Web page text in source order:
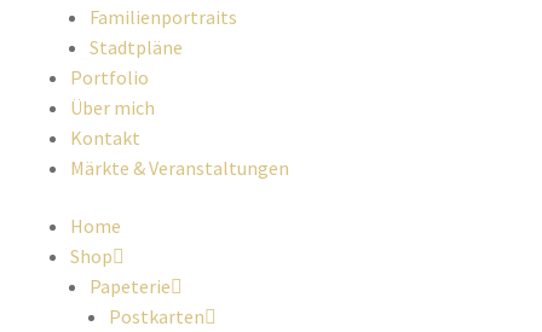
Familienportraits
Stadtpläne
Portfolio
Über mich
Kontakt
Märkte & Veranstaltungen
Home
Shop
Papeterie
Postkarten